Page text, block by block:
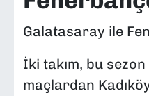
Galatasaray ile
İki takım, bu
maçlardan